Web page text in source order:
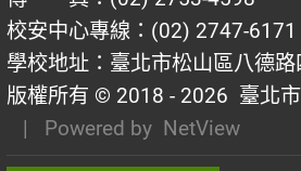
校安中心專線：(02) 2747-6171
學校地址：臺北市松山區八德
版權所有 © 2018 - 2026 臺北
| Powered by NetView